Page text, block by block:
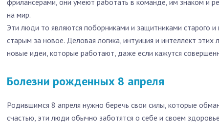
фрилансерами, они умеют работать в команде, им знаком и
на мир.
Эти люди то являются поборниками и защитниками старого
старым за новое. Деловая логика, интуиция и интеллект
новые идеи, которые работают, даже если кажутся
Болезни рожденных 8 апреля
Родившимся 8 апреля нужно беречь свои силы, которые
счастью, эти люди обычно заботятся о себе и своем